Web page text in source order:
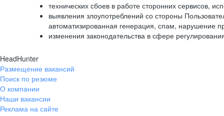
технических сбоев в работе сторонних сервисов,
выявления злоупотреблений со стороны
автоматизированная генерация, спам, нарушение
изменения законодательства в сфере
HeadHunter
Размещение вакансий
Поиск по резюме
О компании
Наши вакансии
Реклама на сайте